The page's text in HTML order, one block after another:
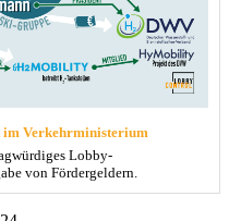
im Verkehrministerium
Lobby-
von Fördergeldern.